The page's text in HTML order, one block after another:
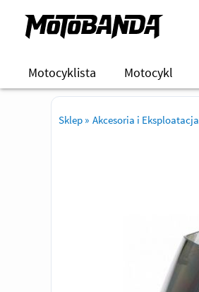
Motocyklista Motocykl
Sklep » Akcesoria i Eksploatacja